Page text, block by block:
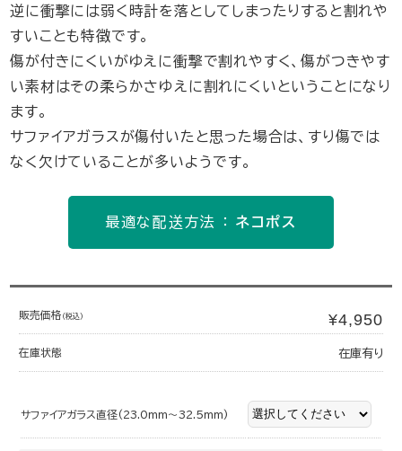
逆に衝撃には弱く時計を落としてしまったりすると割れや
すいことも特徴です。
傷が付きにくいがゆえに衝撃で割れやすく、傷がつきやす
い素材はその柔らかさゆえに割れにくいということになり
ます。
サファイアガラスが傷付いたと思った場合は、すり傷では
なく欠けていることが多いようです。
最適な配送方法 ：ネコポス
販売価格 (税込) ¥4,950
在庫状態 在庫有り
サファイアガラス直径(23.0mm～32.5mm)